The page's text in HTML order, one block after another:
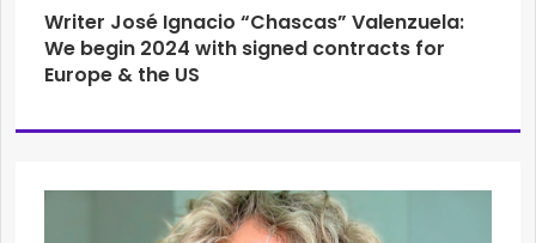
Writer José Ignacio “Chascas” Valenzuela:
We begin 2024 with signed contracts for
Europe & the US